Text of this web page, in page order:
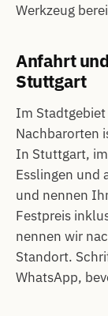
Werkzeug
Anfahrt
Stuttgart
Im
Nachbarorten
In Stuttgart,
Esslingen und
und nennen
Festpreis
nennen wir
Standort.
WhatsApp,